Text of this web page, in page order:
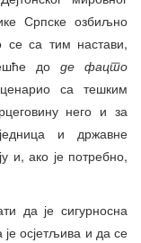
Српске озбиљно
се са тим настави,
до де фацто
са тешким
него и за
и државне
и, ако је потребно,
да је сигурносна
је осјетљива и да се